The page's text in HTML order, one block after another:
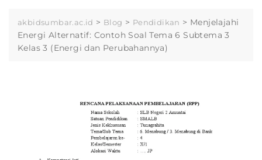
akbidsumbar.ac.id > Blog > Pendidikan > Menjelajahi
Energi Alternatif: Contoh Soal Tema 6 Subtema 3
Kelas 3 (Energi dan Perubahannya)